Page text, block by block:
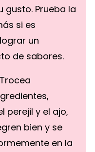
gusto. Prueba la
si es
un
de sabores.
perejil y el ajo,
bien y se
en la